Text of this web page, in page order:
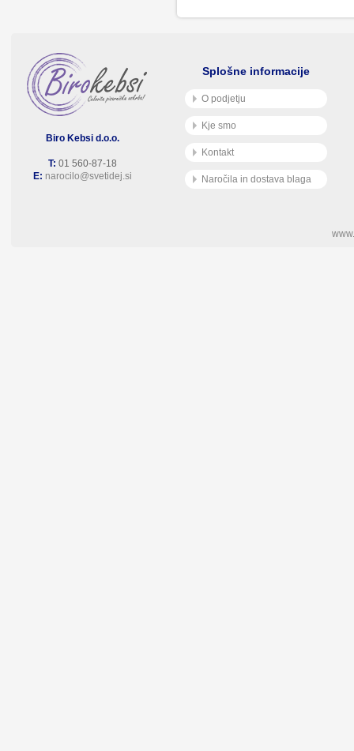
Biro Kebsi d.o.o.
T: 01 560-87-18
E: narocilo@svetidej.si
Splošne informacije
O podjetju
Kje smo
Kontakt
Naročila in dostava blaga